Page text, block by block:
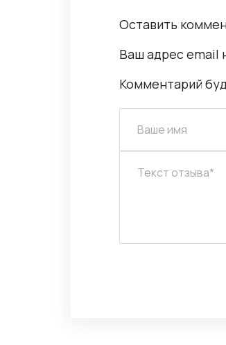
Оставить
Ваш адрес email
Комментарий